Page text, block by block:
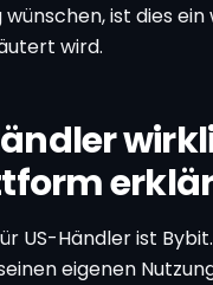
ist dies
wird.
US-Händler ist
eigenen